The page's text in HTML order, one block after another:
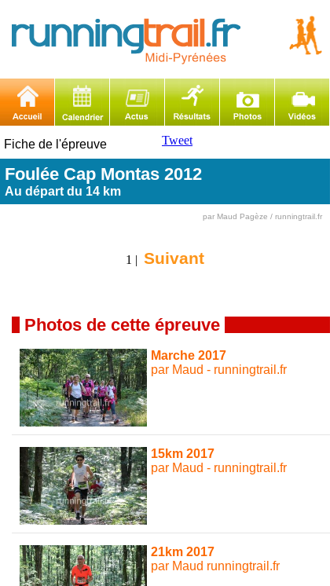
Fiche de l'épreuve Tweet
Foulée Cap Montas 2012
Au départ du 14 km
par Maud Pagèze / runningtrail.fr
1 | Suivant
Photos de cette épreuve
Marche 2017
par Maud - runningtrail.fr
15km 2017
par Maud - runningtrail.fr
21km 2017
par Maud runningtrail.fr